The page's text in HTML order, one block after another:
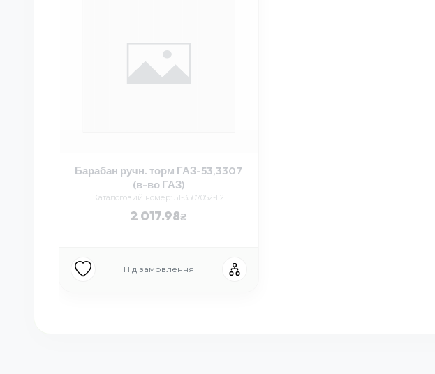
Барабан ручн. торм ГАЗ-53,3307
(в-во ГАЗ)
Каталоговий номер: 51-3507052-Г2
2 017.98
Під замовлення